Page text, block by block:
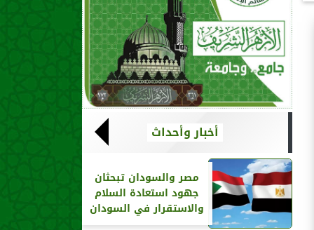
أخبار وأحداث
مصر والسودان تبحثان
جهود استعادة السلام
والاستقرار في السودان